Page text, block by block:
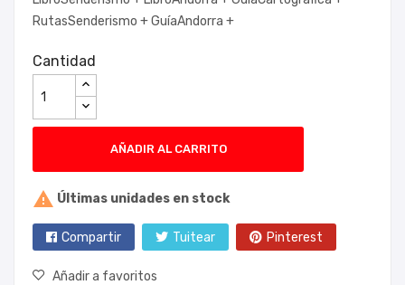
RutasSenderismo +GuíaAndorra +
Cantidad
AÑADIR AL CARRITO
 Últimas unidades en stock
Compartir Tuitear Pinterest
Añadir a favoritos